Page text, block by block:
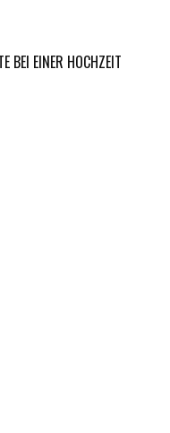
BEI EINER HOCHZEIT